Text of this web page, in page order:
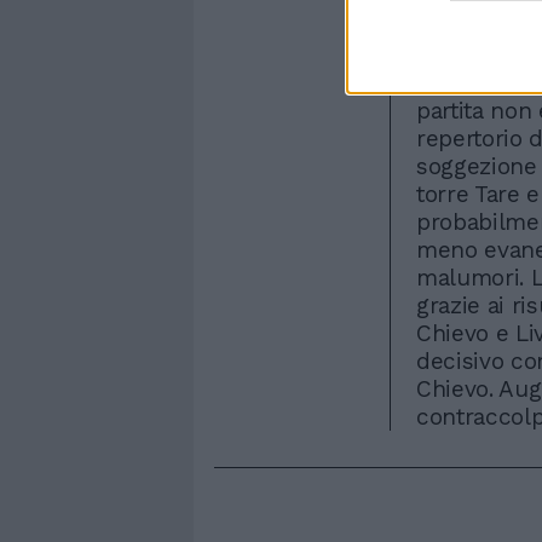
avrebbe
partita non
repertorio
torre Tare
meno
malumori.
grazie ai
Chievo e
decisivo
Chievo.